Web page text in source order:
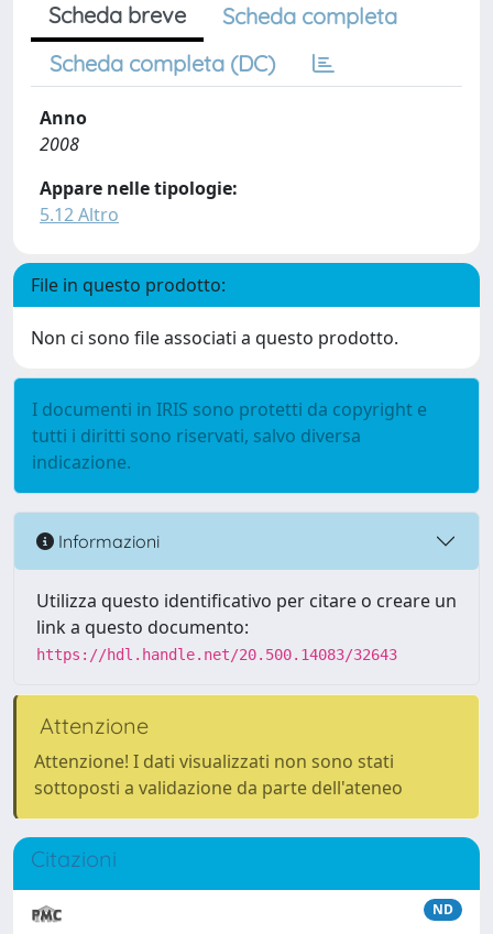
Scheda breve
Scheda completa
Scheda completa (DC)
Anno
2008
Appare nelle tipologie:
5.12 Altro
File in questo prodotto:
Non ci sono file associati a questo prodotto.
I documenti in IRIS sono protetti da copyright e
tutti i diritti sono riservati, salvo diversa
indicazione.
Informazioni
Utilizza questo identificativo per citare o creare un
link a questo documento:
https://hdl.handle.net/20.500.14083/32643
Attenzione
Attenzione! I dati visualizzati non sono stati
sottoposti a validazione da parte dell'ateneo
Citazioni
ND